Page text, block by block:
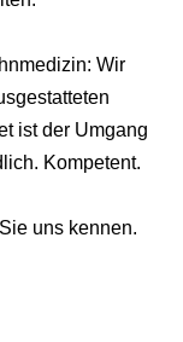
Wir
ist der Umgang
Kompetent.
uns kennen.